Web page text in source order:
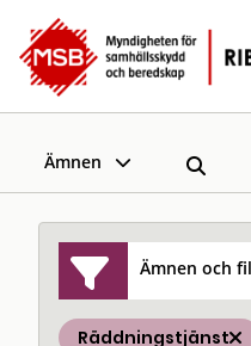
Ämnen
Ämnen och
Räddningstjänst